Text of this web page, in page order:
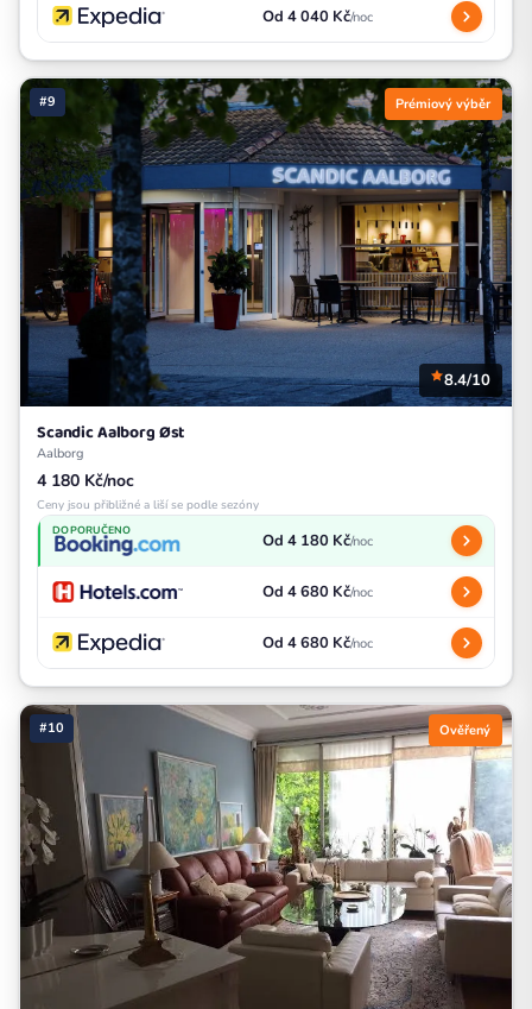
Od 4 040 Kč/noc
#9 Prémiový výběr
8.4/10
Scandic Aalborg Øst
Aalborg
4 180 Kč/noc
Ceny jsou přibližné a liší se podle sezóny
DOPORUČENO Od 4 180 Kč/noc
Od 4 680 Kč/noc
Od 4 680 Kč/noc
#10 Ověřený